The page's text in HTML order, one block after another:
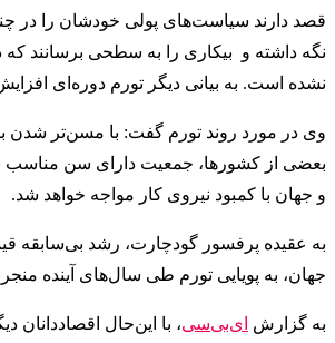
قصد دارند سیاست‌های پولی خودشان را در
نگه داشته و بیکاری را به سطحی برسانند
نشده است. به بیانی دیگر تورم دوره‌ای
وی در مورد روند تورم گفت: با مسن‌تر شدن
بعضی از کشورها، جمعیت دارای سن مناسب
و جهان با کمبود نیروی کار مواجه خواهد شد.
به عقیده پرفسور گودچارت، رشد
جهان، به پویایی تورم طی سال‌های آینده
به گزارش ای‌بی‌سی، با این‌حال اقصاددانان